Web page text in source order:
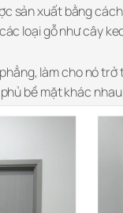
sản xuất bằng
loại gỗ như cây
làm cho nó
bề mặt khác